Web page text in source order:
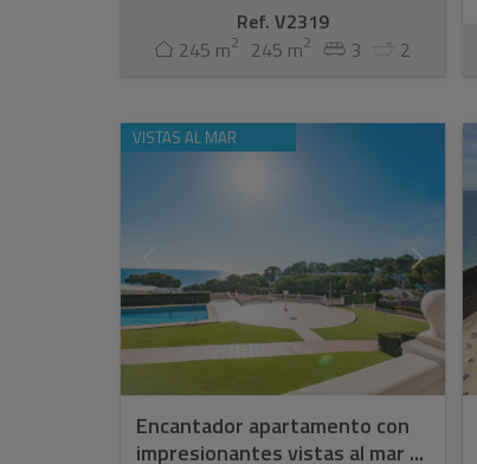
Ref. V2319
245 m2 245 m2 3 2
VISTAS AL MAR
Encantador apartamento con
impresionantes vistas al mar ...